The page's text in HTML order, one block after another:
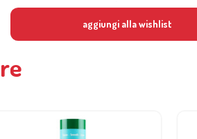
aggiungi alla wishlist